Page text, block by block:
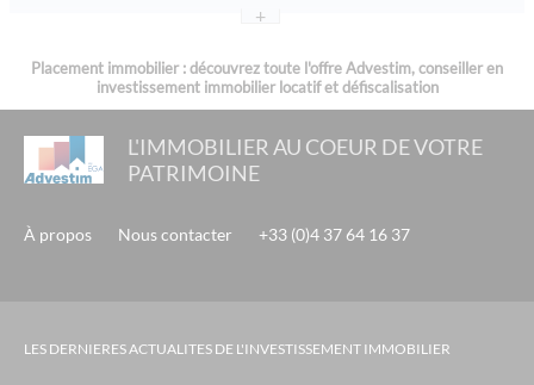
les jardins de jade - boulouris / saint raphaël / var
le roc belle face - les arcs 1600
saint emilion - aquitaine
residence lozari, vvf belambra, en corse : lmp / lmnp
+
Placement immobilier : découvrez toute l'offre Advestim, conseiller en
investissement immobilier locatif et défiscalisation
L'IMMOBILIER AU COEUR DE VOTRE
PATRIMOINE
À propos Nous contacter +33 (0)4 37 64 16 37
LES DERNIERES ACTUALITES DE L'INVESTISSEMENT IMMOBILIER